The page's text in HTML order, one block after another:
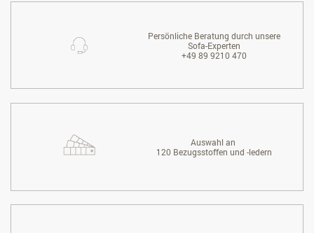
Persönliche Beratung durch unsere
Sofa-Experten
+49 89 9210 470
Auswahl an
120 Bezugsstoffen und -ledern